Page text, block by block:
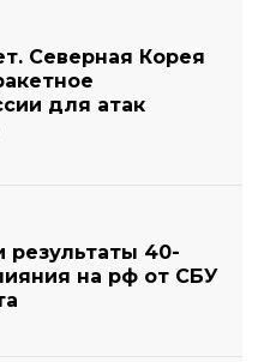
Северная Корея
для атак
результаты 40-
на рф от СБУ